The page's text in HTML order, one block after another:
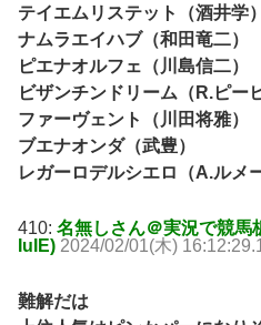
テイエムリステット（酒井学）
ナムラエイハブ（和田竜二）
ピエナオルフェ（川島信二）
ビザンチンドリーム（R.ピー
ファーヴェント（川田将雅）
ブエナオンダ（武豊）
レガーロデルシエロ（A.ルメ
410: 名無しさん＠実況で競馬
IuIE) 2024/02/01(木)
難解だは